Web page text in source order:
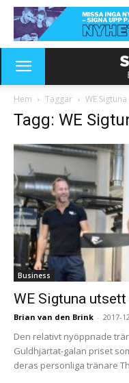
Hem Taggar WE Sigtuna
Tagg: WE
Business
WE Sigtuna
Brian van den Brink - 2017-
Den relativt nyöppnade
Guldhjärtat-galan priset
deras personliga tränare